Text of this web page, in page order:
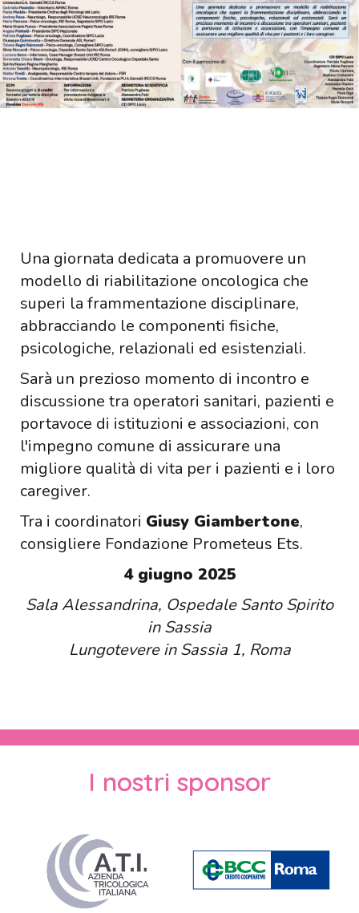
Una giornata dedicata a promuovere un
modello di riabilitazione oncologica che
superi la frammentazione disciplinare,
abbracciando le componenti fisiche,
psicologiche, relazionali ed esistenziali.
Sarà un prezioso momento di incontro e
discussione tra operatori sanitari, pazienti e
portavoce di istituzioni e associazioni, con
l'impegno comune di assicurare una
migliore qualità di vita per i pazienti e i loro
caregiver.
Tra i coordinatori Giusy Giambertone,
consigliere Fondazione Prometeus Ets.
4 giugno 2025
Sala Alessandrina, Ospedale Santo Spirito
in Sassia
Lungotevere in Sassia 1, Roma
I nostri sponsor